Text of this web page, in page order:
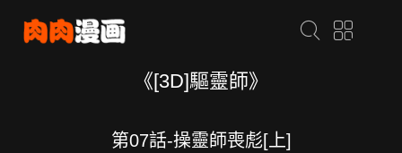
《[3D]驅靈師》
第07話-操靈師喪彪[上]